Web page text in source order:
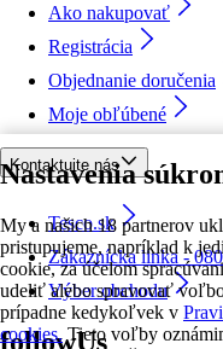
Nastavenia
My a našich 18 partnerov
pristupujeme, napríklad k
cookie, za účelom
udeliť alebo spravovať
prípadne kedykoľvek v
cookies. Tieto voľby
Ako nakupovať
Registrácia
Objednanie doručenia
Moje obľúbené
Kontaktujte nás
Tesco.sk
Zákaznícka linka -
Výber obchodu
followUs